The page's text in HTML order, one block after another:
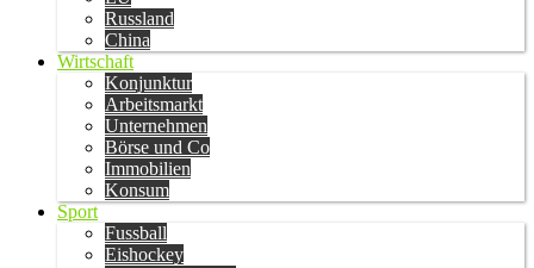
Russland
China
Wirtschaft
Konjunktur
Arbeitsmarkt
Unternehmen
Börse und Co
Immobilien
Konsum
Sport
Fussball
Eishockey